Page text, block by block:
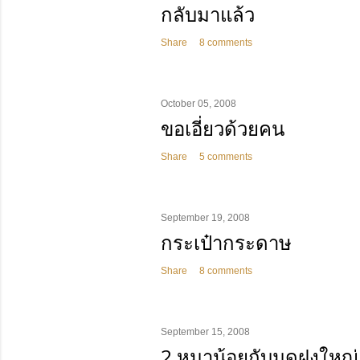
กลับมาแล้ว
Share 8 comments
October 05, 2008
ขอเอี่ยวด้วยคน
Share 5 comments
September 19, 2008
กระเป๋ากระดาษ
Share 8 comments
September 15, 2008